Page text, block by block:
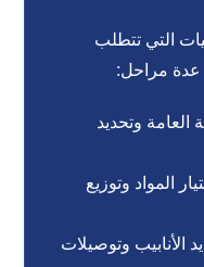
التي تتطلب
عدة مراحل:
العامة وتحديد
المواد وتوزيع
الأنابيب وتوصيلات